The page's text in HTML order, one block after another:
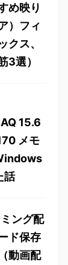
め映り
）フィ
クス、
3選）
15.6
メモ
話
ング配
ド保存
動画配